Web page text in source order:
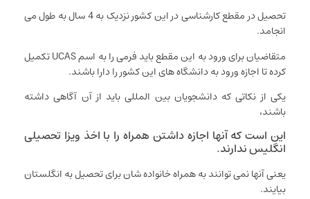
تحصیل در مقطع کارشناسی در این کشور نزدیک به 4 سال به طول می
انجامد.
متقاضیان برای ورود به این مقطع باید فرمی را به اسم UCAS تکمیل
کرده تا اجازه ورود به دانشگاه های این کشور را دارا باشند.
یکی از نکاتی که دانشجویان بین المللی باید از آن آگاهی داشته
باشند،
این است که آنها اجازه داشتن همراه را با اخذ ویزا تحصیلی
انگلیس ندارند.
یعنی آنها نمی توانند به همراه خانواده شان برای تحصیل به انگلستان
بیایند.